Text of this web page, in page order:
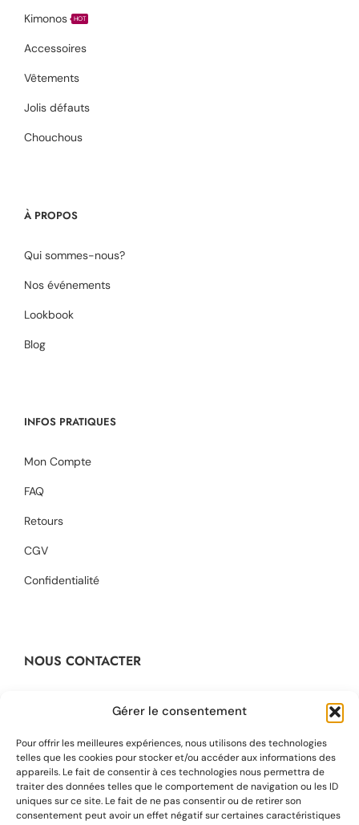
Gérer le consentement
Pour offrir les meilleures expériences, nous utilisons des technologies
telles que les cookies pour stocker et/ou accéder aux informations des
appareils. Le fait de consentir à ces technologies nous permettra de
traiter des données telles que le comportement de navigation ou les ID
uniques sur ce site. Le fait de ne pas consentir ou de retirer son
consentement peut avoir un effet négatif sur certaines caractéristiques
Kimonos HOT
Accessoires
Vêtements
Jolis défauts
Chouchous
À PROPOS
Qui sommes-nous?
Nos événements
Lookbook
Blog
INFOS PRATIQUES
Mon Compte
FAQ
Retours
CGV
Confidentialité
NOUS CONTACTER
48 rue Barbaroux
13001 Marseille, France